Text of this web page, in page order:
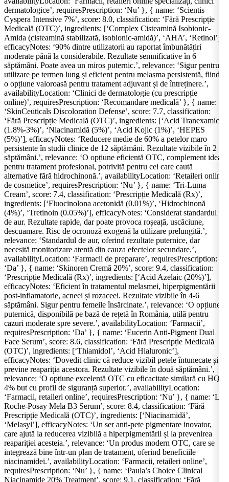
dermatologice’, requiresPrescription: ‘Nu’ }, { name: ‘Scientis
Cyspera Intensive 7%’, score: 8.0, classification: ‘Fără Prescripție
Medicală (OTC)’, ingredients: [‘Complex Cisteamină Isobionic-
Amida (cisteamină stabilizată, isobionic-amidă)’, ‘AHA’, ‘Retinol’],
efficacyNotes: ‘90% dintre utilizatorii au raportat îmbunătățiri
moderate până la considerabile. Rezultate semnificative în 6
săptămâni. Poate avea un miros puternic.’, relevance: ‘Sigur pentru
utilizare pe termen lung și eficient pentru melasma persistentă, fiind
o opțiune valoroasă pentru tratament adjuvant și de întreținere.’,
availabilityLocation: ‘Clinici de dermatologie (cu prescripție
online)’, requiresPrescription: ‘Recomandare medicală’ }, { name:
‘SkinCeuticals Discoloration Defense’, score: 7.7, classification:
‘Fără Prescripție Medicală (OTC)’, ingredients: [‘Acid Tranexamic
(1.8%-3%)’, ‘Niacinamidă (5%)’, ‘Acid Kojic (1%)’, ‘HEPES
(5%)’], efficacyNotes: ‘Reducere medie de 60% a petelor maro
persistente în studii clinice de 12 săptămâni. Rezultate vizibile în 2
săptămâni.’, relevance: ‘O opțiune eficientă OTC, complement ideal
pentru tratament profesional, potrivită pentru cei care caută
alternative fără hidrochinonă.’, availabilityLocation: ‘Retaileri online
de cosmetice’, requiresPrescription: ‘Nu’ }, { name: ‘Tri-Luma
Cream’, score: 7.4, classification: ‘Prescripție Medicală (Rx)’,
ingredients: [‘Fluocinolona acetonidă (0.01%)’, ‘Hidrochinonă
(4%)’, ‘Tretinoin (0.05%)’], efficacyNotes: ‘Considerat standardul
de aur. Rezultate rapide, dar poate provoca roșeață, uscăciune,
descuamare. Risc de ocronoză exogenă la utilizare prelungită.’,
relevance: ‘Standardul de aur, oferind rezultate puternice, dar
necesită monitorizare atentă din cauza efectelor secundare.’,
availabilityLocation: ‘Farmacii de preparare’, requiresPrescription:
‘Da’ }, { name: ‘Skinoren Cremă 20%’, score: 9.4, classification:
‘Prescripție Medicală (Rx)’, ingredients: [‘Acid Azelaic (20%)’],
efficacyNotes: ‘Eficient în tratamentul melasmei, hiperpigmentării
post-inflamatorie, acneei și rozaceei. Rezultate vizibile în 4-6
săptămâni. Sigur pentru femeile însărcinate.’, relevance: ‘O opțiune
puternică, disponibilă pe bază de rețetă în România, utilă pentru
cazuri moderate spre severe.’, availabilityLocation: ‘Farmacii’,
requiresPrescription: ‘Da’ }, { name: ‘Eucerin Anti-Pigment Dual
Face Serum’, score: 8.6, classification: ‘Fără Prescripție Medicală
(OTC)’, ingredients: [‘Thiamidol’, ‘Acid Hialuronic’],
efficacyNotes: ‘Dovedit clinic că reduce vizibil petele întunecate și
previne reapariția acestora. Rezultate vizibile în două săptămâni.’,
relevance: ‘O opțiune excelentă OTC cu eficacitate similară cu HQ
4% but cu profil de siguranță superior.’, availabilityLocation:
‘Farmacii, retaileri online’, requiresPrescription: ‘Nu’ }, { name: ‘La
Roche-Posay Mela B3 Serum’, score: 8.4, classification: ‘Fără
Prescripție Medicală (OTC)’, ingredients: [‘Niacinamidă’,
‘Melasyl’], efficacyNotes: ‘Un ser anti-pete pigmentare inovator,
care ajută la reducerea vizibilă a hiperpigmentării și la prevenirea
reapariției acesteia.’, relevance: ‘Un produs modern OTC, care se
integrează bine într-un plan de tratament, oferind beneficiile
niacinamidei.’, availabilityLocation: ‘Farmacii, retaileri online’,
requiresPrescription: ‘Nu’ }, { name: ‘Paula’s Choice Clinical
Niacinamide 20% Treatment’, score: 9.1, classification: ‘Fără